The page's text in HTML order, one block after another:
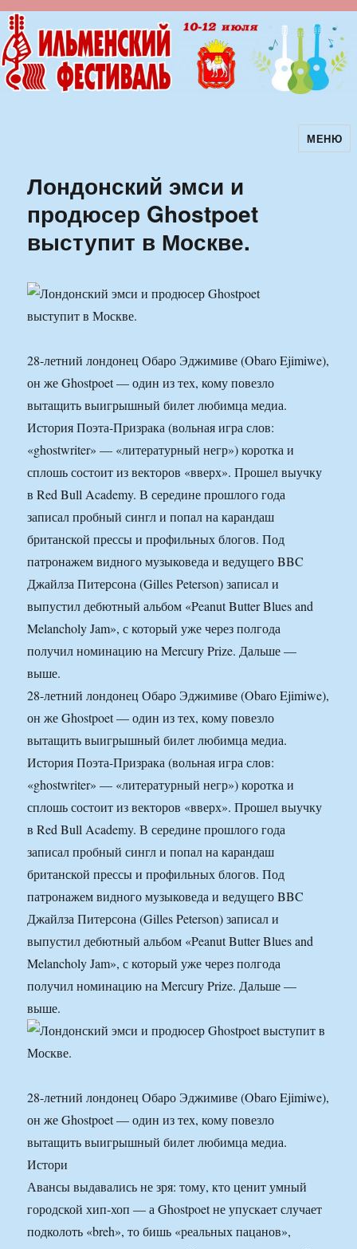
Ильменский фестиваль авторскойМЕНЮ
Лондонский эмси и
продюсер Ghostpoet
выступит в Москве.
28-летний лондонец Обаро Эджимиве (Obaro Ejimiwe),
он же Ghostpoet — один из тех, кому повезло
вытащить выигрышный билет любимца медиа.
История Поэта-Призрака (вольная игра слов:
«ghostwriter» — «литературный негр») коротка и
сплошь состоит из векторов «вверх». Прошел выучку
в Red Bull Academy. В середине прошлого года
записал пробный сингл и попал на карандаш
британской прессы и профильных блогов. Под
патронажем видного музыковеда и ведущего BBC
Джайлза Питерсона (Gilles Peterson) записал и
выпустил дебютный альбом «Peanut Butter Blues and
Melancholy Jam», с который уже через полгода
получил номинацию на Mercury Prize. Дальше —
выше.
28-летний лондонец Обаро Эджимиве (Obaro Ejimiwe),
он же Ghostpoet — один из тех, кому повезло
вытащить выигрышный билет любимца медиа.
История Поэта-Призрака (вольная игра слов:
«ghostwriter» — «литературный негр») коротка и
сплошь состоит из векторов «вверх». Прошел выучку
в Red Bull Academy. В середине прошлого года
записал пробный сингл и попал на карандаш
британской прессы и профильных блогов. Под
патронажем видного музыковеда и ведущего BBC
Джайлза Питерсона (Gilles Peterson) записал и
выпустил дебютный альбом «Peanut Butter Blues and
Melancholy Jam», с который уже через полгода
получил номинацию на Mercury Prize. Дальше —
выше.
28-летний лондонец Обаро Эджимиве (Obaro Ejimiwe),
он же Ghostpoet — один из тех, кому повезло
вытащить выигрышный билет любимца медиа.
Истори
Авансы выдавались не зря: тому, кто ценит умный
городской хип-хоп — а Ghostpoet не упускает случает
подколоть «breh», то бишь «реальных пацанов»,